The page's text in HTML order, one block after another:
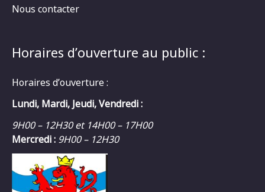
Nous contacter
Horaires d’ouverture au public :
Horaires d’ouverture :
Lundi, Mardi, Jeudi, Vendredi :
9H00 – 12H30 et 14H00 – 17H00
Mercredi : 9H00 – 12H30